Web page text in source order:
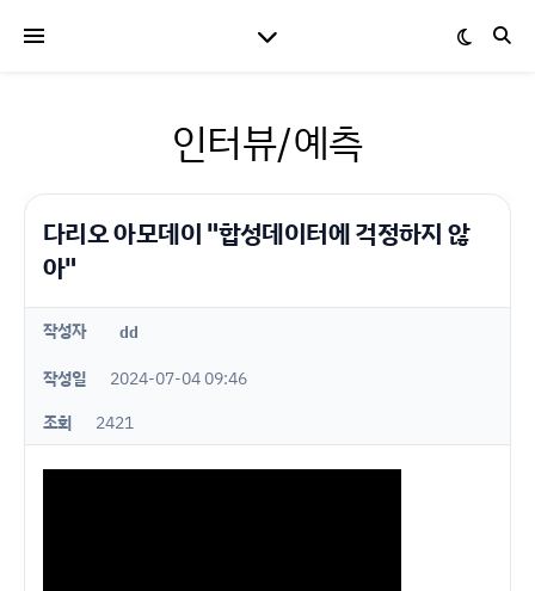
인터뷰/예측
다리오 아모데이 "합성데이터에 걱정하지 않
아"
작성자 dd
작성일
2024-07-04 09:46
조회
2421